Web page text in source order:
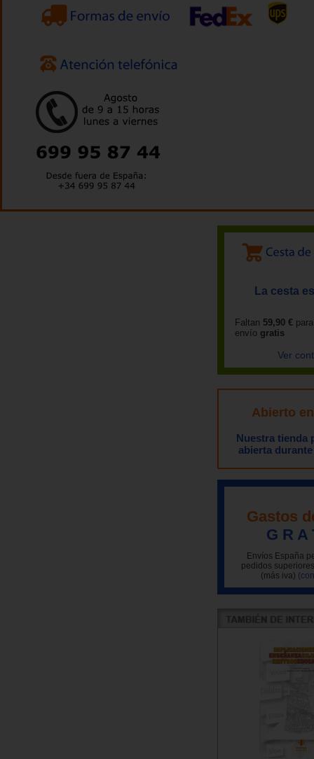
La cesta
Faltan 59,90 €
envío gratis
Ver
Abierto
Nuestra tienda
abierta
Gastos
G R A
Envíos España
pedidos
(más iva)